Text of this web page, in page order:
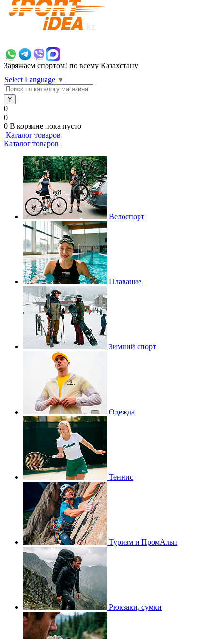
Заряжаем спортом! по всему Казахстану
Select Language ▼
0
0
0 В корзине пока пусто
Каталог товаров
Каталог товаров
Велоспорт
Плавание
Зимний спорт
Одежда
Теннис
Туризм и ПромАльп
Рюкзаки, сумки